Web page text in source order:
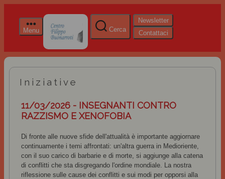
Menu Cerca
Newsletter
Contattaci
Iniziative
11/03/2026 - INSEGNANTI CONTRO
RAZZISMO E XENOFOBIA
Di fronte alle nuove sfide dell'attualità è importante aggiornare
continuamente i temi affrontati: un'altra guerra in Medioriente,
con il suo carico di barbarie e di morte, si aggiunge alla catena
di conflitti che sta disgregando l'ordine mondiale. La nostra
riflessione sulle cause dei conflitti e sui modi per opporsi alla